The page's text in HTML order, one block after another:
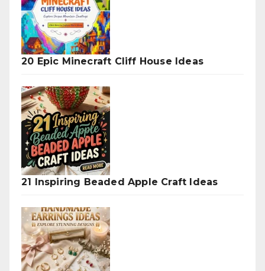
20 Epic Minecraft Cliff House Ideas
21 Inspiring Beaded Apple Craft Ideas